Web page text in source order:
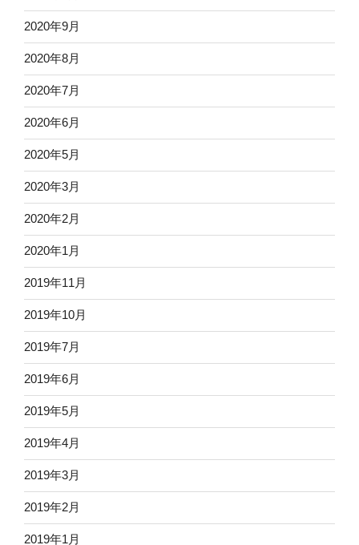
2020年9月
2020年8月
2020年7月
2020年6月
2020年5月
2020年3月
2020年2月
2020年1月
2019年11月
2019年10月
2019年7月
2019年6月
2019年5月
2019年4月
2019年3月
2019年2月
2019年1月